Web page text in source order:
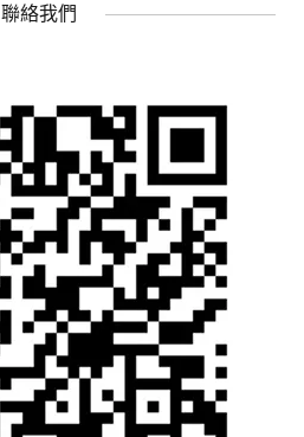
聯絡我們